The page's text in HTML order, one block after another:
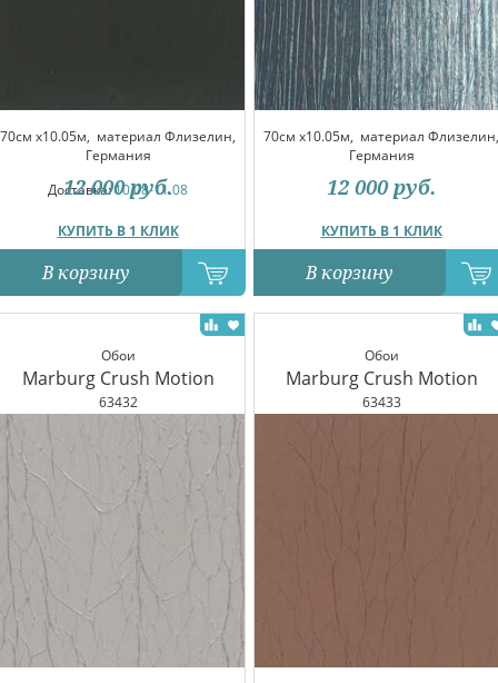
70см x10.05м, материал Флизелин,
Германия
Доставка:10.08-11.08
КУПИТЬ В 1 КЛИК
12 000 руб.
В корзину
70см x10.05м, материал Флизелин,
Германия
КУПИТЬ В 1 КЛИК
12 000 руб.
В корзину
Обои
Marburg Crush Motion
63432
Обои
Marburg Crush Motion
63433